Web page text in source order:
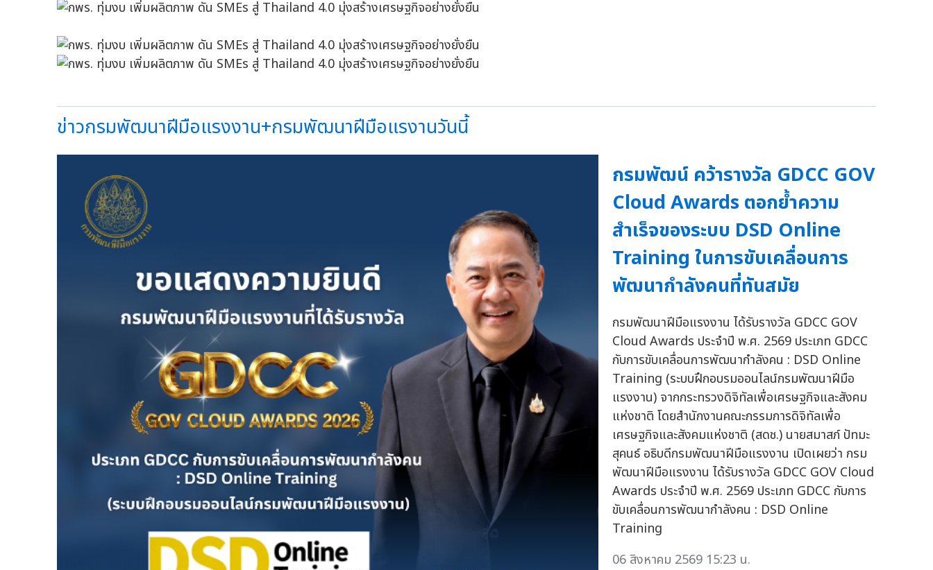
ข่าวกรมพัฒนาฝีมือแรงงาน+กรมพัฒนาฝีมือแรงานวันนี้
กรมพัฒน์ คว้ารางวัล GDCC GOV
Cloud Awards ตอกย้ำความ
สำเร็จของระบบ DSD Online
Training ในการขับเคลื่อนการ
พัฒนากำลังคนที่ทันสมัย
กรมพัฒนาฝีมือแรงงาน ได้รับรางวัล GDCC GOV
Cloud Awards ประจำปี พ.ศ. 2569 ประเภท GDCC
กับการขับเคลื่อนการพัฒนากำลังคน : DSD Online
Training (ระบบฝึกอบรมออนไลน์กรมพัฒนาฝีมือ
แรงงาน) จากกระทรวงดิจิทัลเพื่อเศรษฐกิจและสังคม
แห่งชาติ โดยสำนักงานคณะกรรมการดิจิทัลเพื่อ
เศรษฐกิจและสังคมแห่งชาติ (สดช.) นายสมาสภ์ ปัทมะ
สุคนธ์ อธิบดีกรมพัฒนาฝีมือแรงงาน เปิดเผยว่า กรม
พัฒนาฝีมือแรงงาน ได้รับรางวัล GDCC GOV Cloud
Awards ประจำปี พ.ศ. 2569 ประเภท GDCC กับการ
ขับเคลื่อนการพัฒนากำลังคน : DSD Online
Training
06 สิงหาคม 2569 15:23 น.